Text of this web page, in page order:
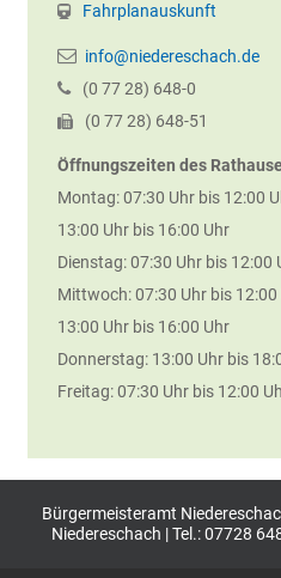
Fahrplanauskunft
info@niedereschach.de
(0 7728) 648-0
(0 7728) 648-51
Öffnungszeiten des
Montag: 07:30 Uhr bis 12:00
13:00 Uhr bis 16:00 Uhr
Dienstag: 07:30 Uhr bis 12:00
Mittwoch: 07:30 Uhr bis 12:00
13:00 Uhr bis 16:00 Uhr
Donnerstag: 13:00 Uhr bis
Freitag: 07:30 Uhr bis 12:00
Bürgermeisteramt
Niedereschach | Tel.: 07728